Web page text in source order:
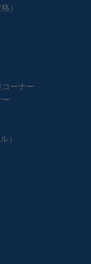
）
ーナー
）